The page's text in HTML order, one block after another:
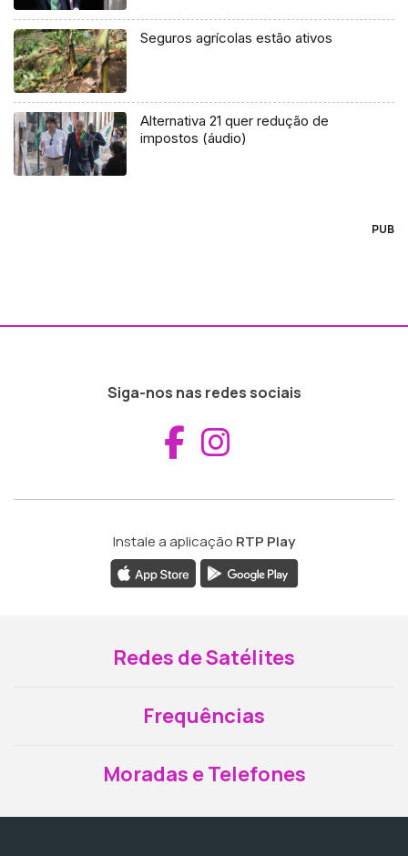
Seguros agrícolas estão ativos
Alternativa 21 quer redução de
impostos (áudio)
PUB
Siga-nos nas redes sociais
Aceder ao
Instale a aplicação RTP Play
Redes de Satélites
Frequências
Moradas e Telefones